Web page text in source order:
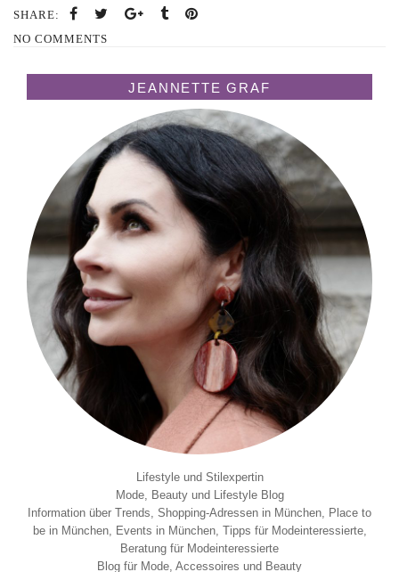
SHARE:
NO COMMENTS
JEANNETTE GRAF
Lifestyle und Stilexpertin
Mode, Beauty und Lifestyle Blog
Information über Trends, Shopping-Adressen in München, Place to
be in München, Events in München, Tipps für Modeinteressierte,
Beratung für Modeinteressierte
Blog für Mode, Accessoires und Beauty